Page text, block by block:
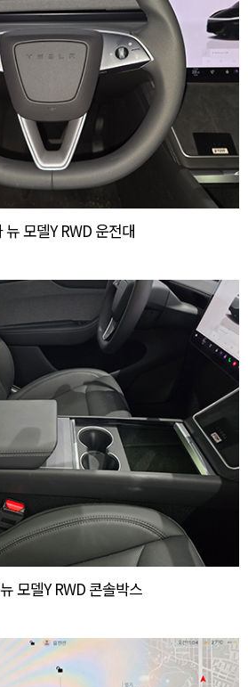
뉴 모델Y RWD 운전대
모델Y RWD 콘솔박스